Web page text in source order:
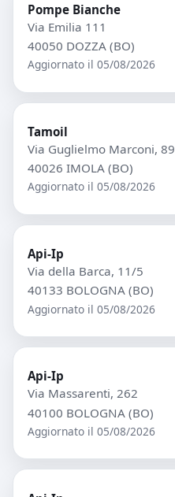
Pompe Bianche
Via Emilia 111
40050 DOZZA (BO)
Aggiornato il 05/08/2026
Tamoil
Via Guglielmo Marconi, 89
40026 IMOLA (BO)
Aggiornato il 05/08/2026
Api-Ip
Via della Barca, 11/5
40133 BOLOGNA (BO)
Aggiornato il 05/08/2026
Api-Ip
Via Massarenti, 262
40100 BOLOGNA (BO)
Aggiornato il 05/08/2026